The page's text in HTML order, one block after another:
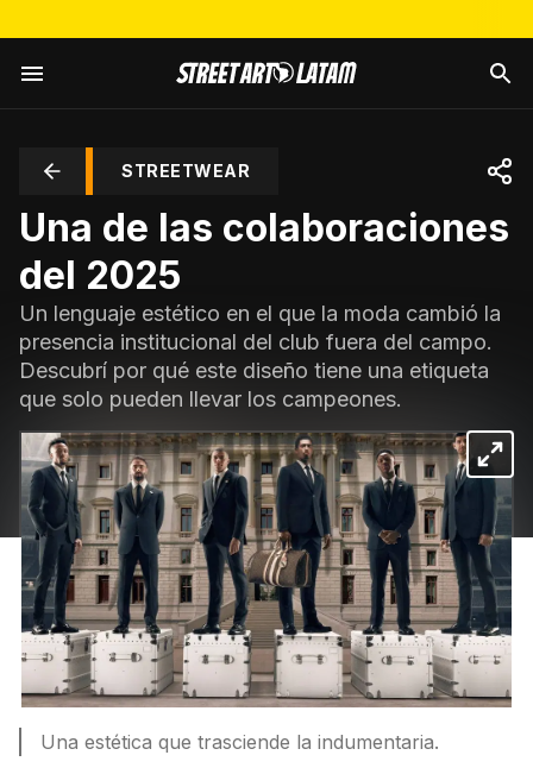
STREETWEAR
Una de las colaboraciones
del 2025
Un lenguaje estético en el que la moda cambió la
presencia institucional del club fuera del campo.
Descubrí por qué este diseño tiene una etiqueta
que solo pueden llevar los campeones.
Una estética que trasciende la indumentaria.